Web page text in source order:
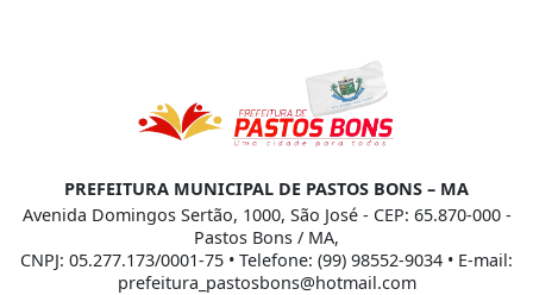
PREFEITURA MUNICIPAL DE PASTOS BONS – MA
Avenida Domingos Sertão, 1000, São José - CEP: 65.870-000 -
Pastos Bons / MA,
CNPJ: 05.277.173/0001-75 • Telefone: (99) 98552-9034 • E-mail:
prefeitura_pastosbons@hotmail.com